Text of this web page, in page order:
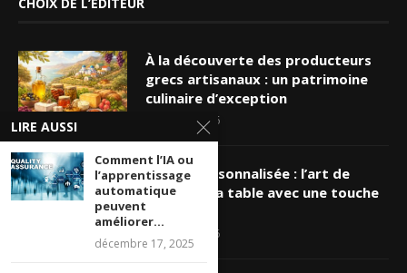
À la découverte des producteurs
grecs artisanaux : un patrimoine
culinaire d’exception
mars 19, 2026
Nappe personnalisée : l’art de
sublimer sa table avec une touche
mars 16, 2026
LIRE AUSSI
Comment l’IA ou
l’apprentissage
automatique
peuvent
améliorer...
décembre 17, 2025